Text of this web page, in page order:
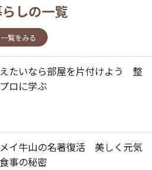
しの一覧
一覧をみる
たいなら部屋を片付けよう 整
ロに学ぶ
イ牛山の名著復活 美しく元気
事の秘密